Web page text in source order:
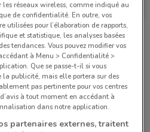
Valable jusqu'au 31/12
Paris
réseaux wireless, comme indiqué au
de confidentialité. En outre, vos
utilisées pour l’élaboration de rapports,
et statistique, les analyses basées
tendances. Vous pouvez modifier vos
à Menu > Confidentialité >
Que se passe-t-il si vous
la publicité, mais elle portera sur des
pas pertinente pour vos centres
à tout moment en accédant à
dans notre application.
partenaires externes, traitent